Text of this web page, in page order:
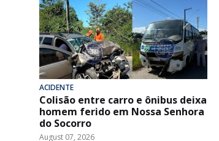
ACIDENTE
Colisão entre carro e ônibus deixa
homem ferido em Nossa Senhora
do Socorro
August 07, 2026